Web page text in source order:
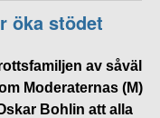
öka stödet
av såväl
Moderaternas (M)
Bohlin att alla